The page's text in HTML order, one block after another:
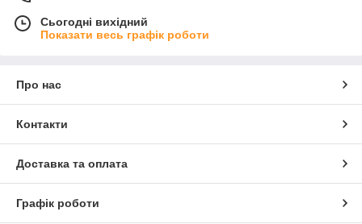
Сьогодні вихідний
Показати весь графік роботи
Про нас
Контакти
Доставка та оплата
Графік роботи